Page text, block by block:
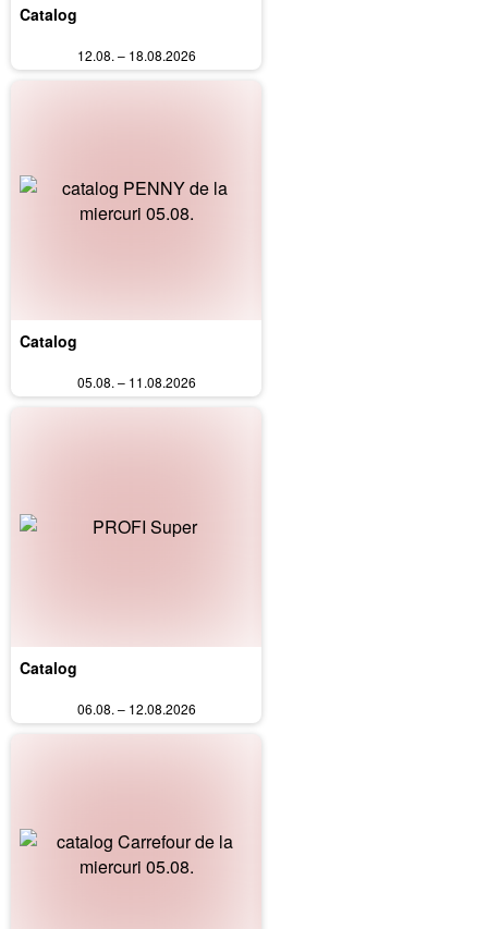
Catalog
12.08. – 18.08.2026
Catalog
05.08. – 11.08.2026
Catalog
06.08. – 12.08.2026